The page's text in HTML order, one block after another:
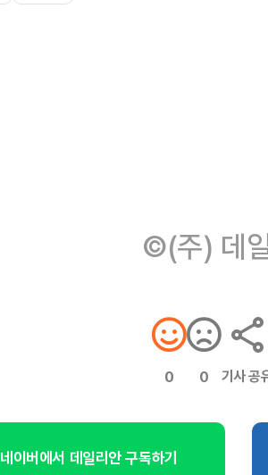
©(주) 데
0 0 기사 공
네이버에서 데일리안 구독하기